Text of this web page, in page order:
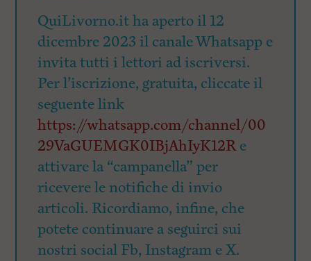
QuiLivorno.it ha aperto il 12
dicembre 2023 il canale Whatsapp e
invita tutti i lettori ad iscriversi.
Per l’iscrizione, gratuita, cliccate il
seguente link
https://whatsapp.com/channel/00
29VaGUEMGK0IBjAhIyK12Re
attivare la “campanella” per
ricevere le notifiche di invio
articoli. Ricordiamo, infine, che
potete continuare a seguirci sui
nostri social Fb, Instagram e X.